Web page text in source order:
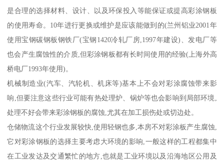
是合理的选择材料、设计、以及环保投入等能保证或提高彩涂钢板
的使用寿命。10年进行更换或维护是应该能做到的(兰州铝业2001年
使用宝钢碳钢板钢铁厂(宝钢1420冷轧厂房,1997年建设)、发电厂等
也会产生腐蚀性的介质,但彩涂钢板都有长时间使用的经验(上海外高
桥电厂1993年使用)。
机械制造业(汽车、汽轮机、机床等)基本上不会对彩涂腐蚀带来影
响,但要注意这些行业可能有热处理炉、锅炉等也会影响到局部环境,
处理不好会带来彩涂钢板的腐蚀,尤其在加工损伤处或切边处。
仓储物流这个行业发展较快,使用轻钢也多,本房不对彩涂板产生腐蚀,
它对彩涂钢板的选择主要考虑大环境的影响,一般这样的工程都集中
在工业发达及交通繁忙的地方,也就是工业环境以及沿海地区公用及